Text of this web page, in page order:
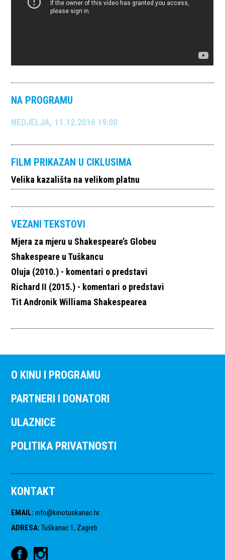
NA PROGRAMU
NEDJELJA, 11.12.2016 19:00
FILM PRIKAZAN U CIKLUSIMA
Velika kazališta na velikom platnu
VEZANI TEKSTOVI
Mjera za mjeru u Shakespeare’s Globeu
Shakespeare u Tuškancu
Oluja (2010.) - komentari o predstavi
Richard II (2015.) - komentari o predstavi
Tit Andronik Williama Shakespearea
O KINU I PROGRAMU
PARTNERI I DONATORI
ULAZNICE
POLITIKA PRIVATNOSTI
KONTAKT
EMAIL: info@kinotuskanac.hr
ADRESA: Tuškanac 1, Zagreb